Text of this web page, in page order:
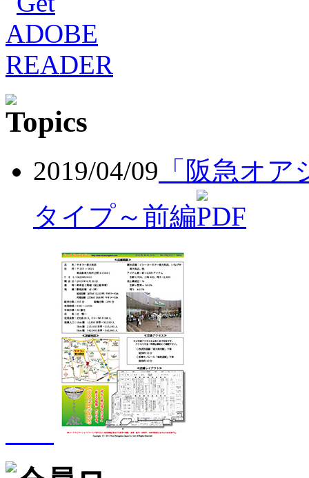
2019/04/09 「阪急オ
タイプ～前編